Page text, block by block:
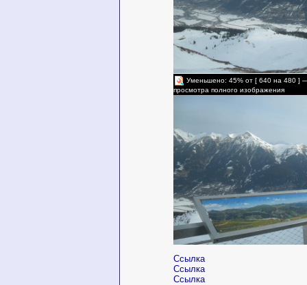
Уменьшено: 45% от [ 640 на 480 ]
просмотра полного изображения
Ссылка
Ссылка
Ссылка